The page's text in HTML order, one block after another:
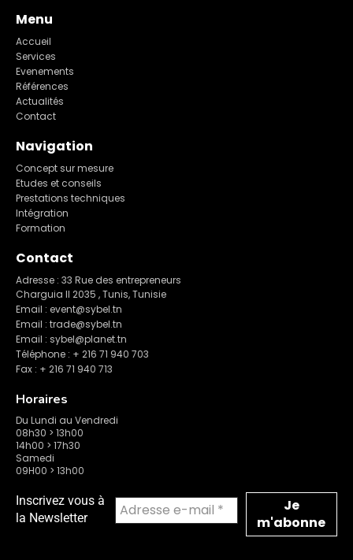
Menu
Accueil
Services
Evenements
Références
Actualités
Contact
Navigation
Concept sur mesure
Etudes et conseils
Prestations techniques
Intégration
Formation
Contact
Adresse : 33 Rue des entrepreneurs
Charguia II 2035 , Tunis, Tunisie
Email : event@sybel.tn
Email : trade@sybel.tn
Email : sybel@planet.tn
Téléphone : + 216 71 940 703
Fax : + 216 71 940 713
Horaires
Du Lundi au Vendredi
08h30 > 13h00
14h00 > 17h30
Samedi
09H00 > 13h00
Inscrivez vous à
la Newsletter